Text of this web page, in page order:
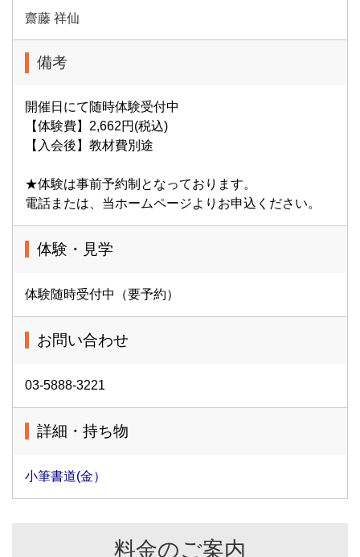
齋藤 祥仙
備考
開催日にて随時体験受付中
【体験費】2,662円(税込)
【入会後】教材費別途
★体験は事前予約制となっております。
電話または、当ホームページよりお申込ください。
体験・見学
体験随時受付中（要予約）
お問い合わせ
03-5888-3221
詳細・持ち物
小筆書道(金）
料金のご案内